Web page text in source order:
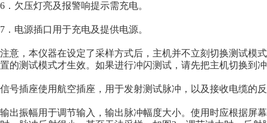
6．欠压灯亮及报警响提示需充电。
7．电源插口用于充电及提供电源。
注意，本仪器在设定了采样方式后，主机并不立刻切换测试模
置的测试模式才生效。如果进行冲闪测试，请先把主机切换到
信号插座使用航空插座，用于发射测试脉冲，以及接收电缆的
输出振幅用于调节输入，输出脉冲幅度大小。使用时应根据屏